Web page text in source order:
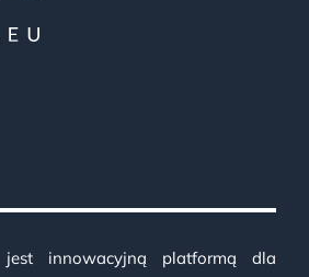
jest innowacyjną platformą dla